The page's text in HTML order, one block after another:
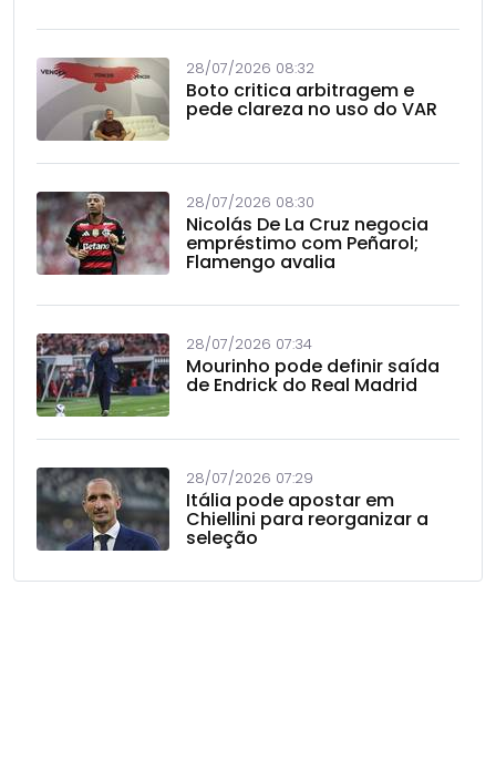
28/07/2026 08:32
Boto critica arbitragem e
pede clareza no uso do VAR
28/07/2026 08:30
Nicolás De La Cruz negocia
empréstimo com Peñarol;
Flamengo avalia
28/07/2026 07:34
Mourinho pode definir saída
de Endrick do Real Madrid
28/07/2026 07:29
Itália pode apostar em
Chiellini para reorganizar a
seleção